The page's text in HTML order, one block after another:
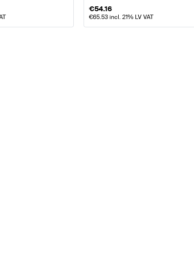
€54.16
€65.53incl. 21% LV VAT